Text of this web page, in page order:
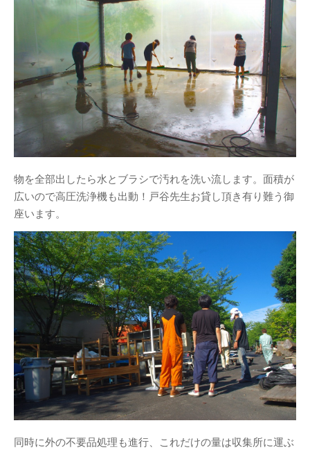
物を全部出したら水とブラシで汚れを洗い流します。面積が
広いので高圧洗浄機も出動！戸谷先生お貸し頂き有り難う御
座います。
同時に外の不要品処理も進行、これだけの量は収集所に運ぶ